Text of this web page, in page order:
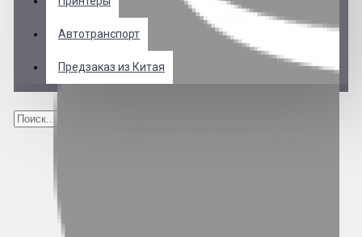
Автотранспорт
Предзаказ из Китая